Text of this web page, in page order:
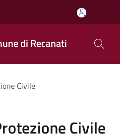
di Recanati
Civile
Civile